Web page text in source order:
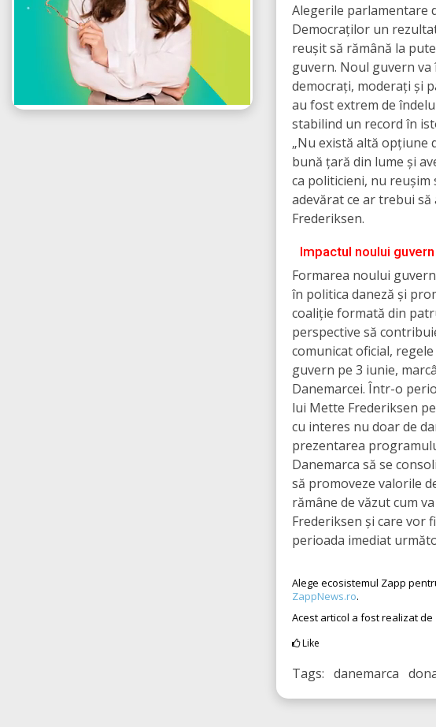
Alegerile parlamentare
Democraților un
reușit să rămână la
guvern. Noul guvern
democrați, moderați și
au fost extrem de
stabilind un record în
„Nu există altă opțiune
bună țară din lume și
ca politicieni, nu reușim
adevărat ce ar trebui
Frederiksen.
Impactul noului
Formarea noului
în politica daneză și
coaliție formată din
perspective să
comunicat oficial,
guvern pe 3 iunie,
Danemarcei. Într-o
lui Mette Frederiksen
cu interes nu doar de
prezentarea
Danemarca să se
să promoveze valorile
rămâne de văzut cum
Frederiksen și care vor
perioada imediat
Alege ecosistemul Zapp
ZappNews.ro.
Acest articol a fost realizat
Like
Tags: danemarca